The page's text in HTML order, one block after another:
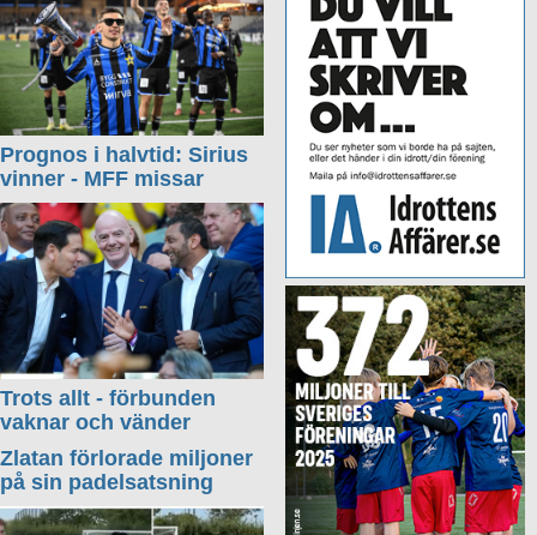
Prognos i halvtid: Sirius
vinner - MFF missar
Trots allt - förbunden
vaknar och vänder
Zlatan förlorade miljoner
på sin padelsatsning